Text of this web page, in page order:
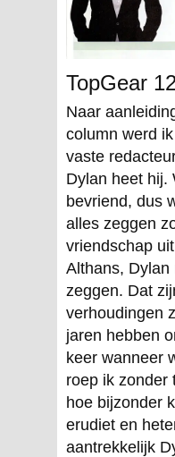
TopGear
Naar
column werd
vaste
Dylan heet hij.
bevriend, dus
alles zeggen
vriendschap
Althans, Dylan
zeggen. Dat
verhoudingen
jaren hebben
keer wanneer
roep ik zonder
hoe bijzonder
erudiet en
aantrekkelijk